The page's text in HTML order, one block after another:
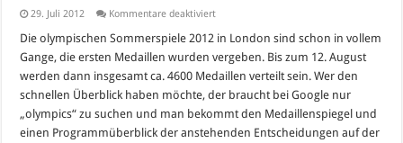
29. Juli 2012 Kommentare deaktiviertfür
2012
London:
Medaillenspiegel,
Programm,
Live-
Streams,
Facebook
&
Die olympischen Sommerspiele 2012 in London sind schon in vollem
Gange, die ersten Medaillen wurden vergeben. Bis zum 12. August
werden dann insgesamt ca. 4600 Medaillen verteilt sein. Wer den
schnellen Überblick haben möchte, der braucht bei Google nur
„olympics“ zu suchen und man bekommt den Medaillenspiegel und
einen Programmüberblick der anstehenden Entscheidungen auf der